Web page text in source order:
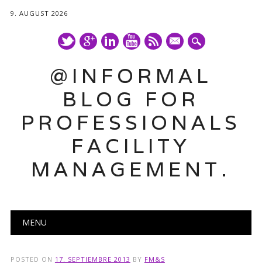
9. AUGUST 2026
mail
@INFORMAL
BLOG FOR
PROFESSIONALS
FACILITY
MANAGEMENT.
Main menu
MENU
POSTED ON 17. SEPTIEMBRE 2013 BY FM&S